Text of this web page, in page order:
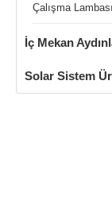
Çalışma Lambası
İç Mekan
Solar Sistem